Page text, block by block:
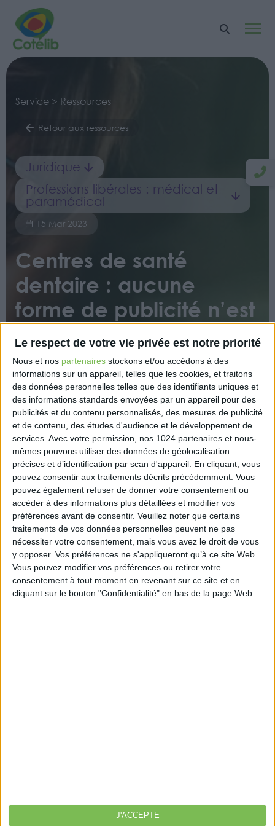
Le respect de votre vie privée est notre priorité
Nous et nos partenaires stockons et/ou accédons à des
informations sur un appareil, telles que les cookies, et traitons
des données personnelles telles que des identifiants uniques et
des informations standards envoyées par un appareil pour des
publicités et du contenu personnalisés, des mesures de publicité
et de contenu, des études d'audience et le développement de
services. Avec votre permission, nos 1024 partenaires et nous-
mêmes pouvons utiliser des données de géolocalisation
précises et d’identification par scan d'appareil. En cliquant, vous
pouvez consentir aux traitements décrits précédemment. Vous
pouvez également refuser de donner votre consentement ou
accéder à des informations plus détaillées et modifier vos
préférences avant de consentir. Veuillez noter que certains
traitements de vos données personnelles peuvent ne pas
nécessiter votre consentement, mais vous avez le droit de vous
y opposer. Vos préférences ne s'appliqueront qu’à ce site Web.
Vous pouvez modifier vos préférences ou retirer votre
consentement à tout moment en revenant sur ce site et en
cliquant sur le bouton "Confidentialité" en bas de la page Web.
J'ACCEPTE
Service > Ressources
Retour aux ressources
Juridique
Professions libérales : médical et
paramédical
15 Mar 2023
Centres de santé
dentaire : aucune
forme de publicité n’est
possible
Dans un arrêt du 8 mars, la Cour de Cassation
confirme que toute publicité en faveur des centres
de santé dentaire, quels que soient sa forme ou son
objet, est interdite. Cela quand bien même elle est
partiellement autorisée aux chirurgiens-dentistes
libéraux.
https://www.information-dentaire.fr/actualites/la-
cour-de-cassation-confirme-l-interdiction-de-toute-
publicite-pour-les-centres-de-sante-dentaires/
À la une